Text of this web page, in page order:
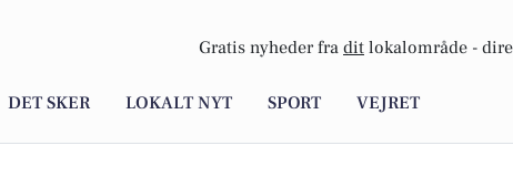
Gratis nyheder fra dit lokalområde -
DET SKER LOKALT NYT SPORT VEJRET